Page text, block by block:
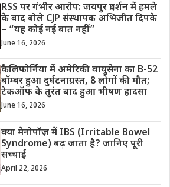
RSS पर गंभीर आरोप: जयपुर प्रदर्शन में हमले
के बाद बोले CJP संस्थापक अभिजीत दिपके
– “यह कोई नई बात नहीं”
June 16, 2026
कैलिफोर्निया में अमेरिकी वायुसेना का B-52
बॉम्बर हुआ दुर्घटनाग्रस्त, 8 लोगों की मौत;
टेकऑफ के तुरंत बाद हुआ भीषण हादसा
June 16, 2026
क्या मेनोपॉज़ में IBS (Irritable Bowel
Syndrome) बढ़ जाता है? जानिए पूरी
सच्चाई
April 22, 2026